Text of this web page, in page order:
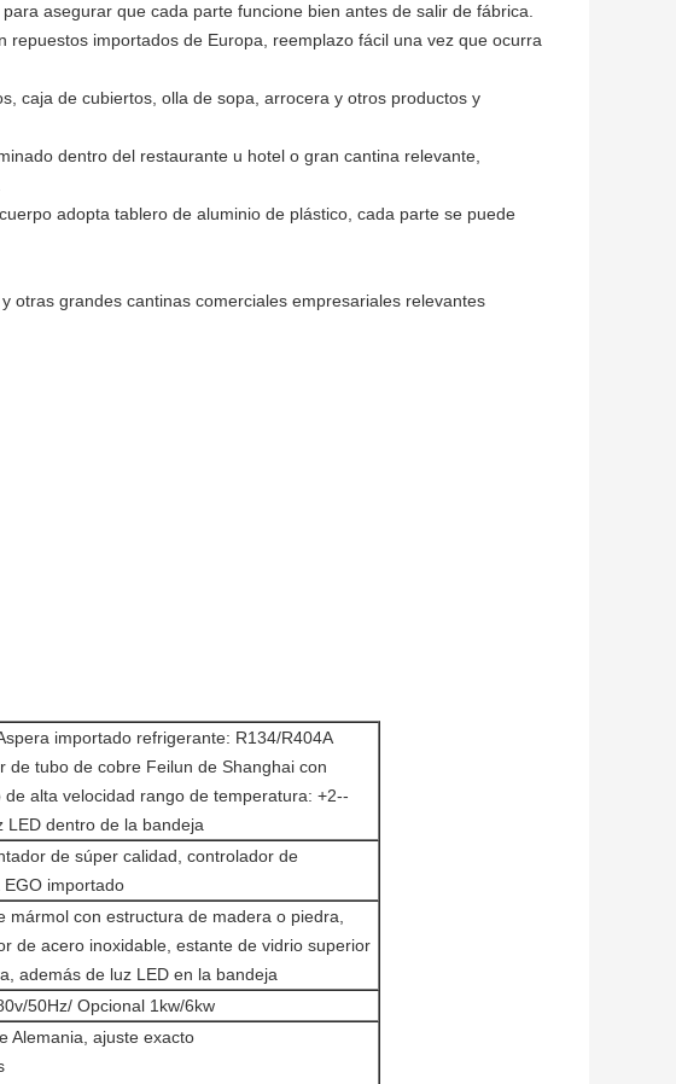
asegurar que cada parte funcione bien antes de salir de fábrica.
repuestos importados de Europa, reemplazo fácil una vez que ocurra
caja de cubiertos, olla de sopa, arrocera y otros productos y
dentro del restaurante u hotel o gran cantina relevante,
adopta tablero de aluminio de plástico, cada parte se puede
otras grandes cantinas comerciales empresariales relevantes
importado refrigerante: R134/R404A
de tubo de cobre Feilun de Shanghai con
de alta velocidad rango de temperatura: +2--
LED dentro de la bandeja
de súper calidad, controlador de
importado
mármol con estructura de madera o piedra,
de acero inoxidable, estante de vidrio superior
además de luz LED en la bandeja
50Hz/ Opcional 1kw/6kw
Alemania, ajuste exacto